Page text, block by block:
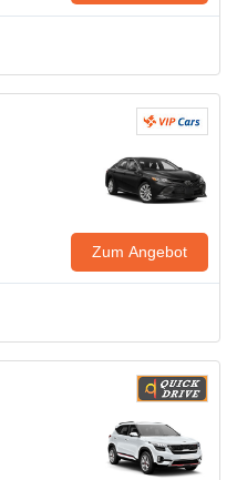
Zum Angebot